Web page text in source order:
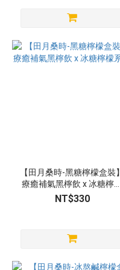
【田月桑時-黑糖檸檬盒裝】
療癒補氣黑檸飲 x 冰糖檸檬
系列
NT$330